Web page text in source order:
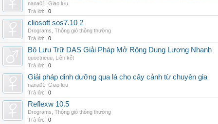
nana01
Giao lưu
Trả lời:
0
cliosoft sos7.10 2
Drograms Thông gió thông thường
Trả lời:
0
Bộ Lưu Trữ DAS Giải Pháp Mở Rộng Dung Lượng Nhanh
quoctrieuu Liên kết
Trả lời:
0
Giải pháp dinh dưỡng qua lá cho cây cảnh từ chuyên gia
nana01
Giao lưu
Trả lời:
0
Reflexw 10.5
Drograms Thông gió thông thường
Trả lời:
0